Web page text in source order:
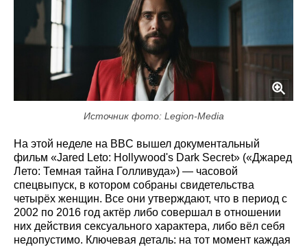
Источник фото: Legion-Media
На этой неделе на BBC вышел документальный
фильм «Jared Leto: Hollywood's Dark Secret» («Джаред
Лето: Темная тайна Голливуда») — часовой
спецвыпуск, в котором собраны свидетельства
четырёх женщин. Все они утверждают, что в период с
2002 по 2016 год актёр либо совершал в отношении
них действия сексуального характера, либо вёл себя
недопустимо. Ключевая деталь: на тот момент каждая